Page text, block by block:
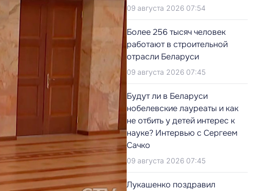
09 августа 2026 07:54
Более 256 тысяч человек
работают в строительной
отрасли Беларуси
09 августа 2026 07:45
Будут ли в Беларуси
нобелевские лауреаты и как
не отбить у детей интерес к
науке? Интервью с Сергеем
Сачко
09 августа 2026 07:45
Лукашенко поздравил